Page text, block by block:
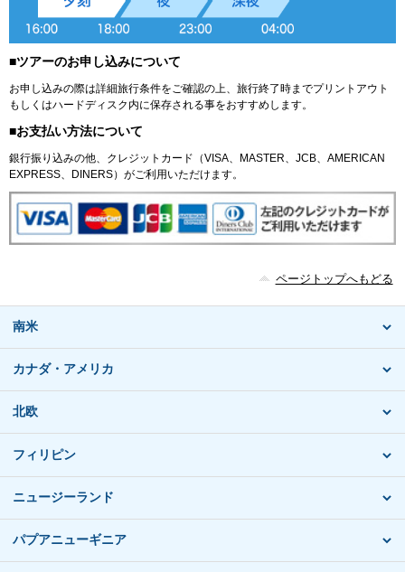
■ツアーのお申し込みについて
お申し込みの際は詳細旅行条件をご確認の上、旅行終了時までプリントアウト
もしくはハードディスク内に保存される事をおすすめします。
■お支払い方法について
銀行振り込みの他、クレジットカード（VISA、MASTER、JCB、AMERICAN
EXPRESS、DINERS）がご利用いただけます。
ページトップへもどる
南米
カナダ・アメリカ
北欧
フィリピン
ニュージーランド
パプアニューギニア